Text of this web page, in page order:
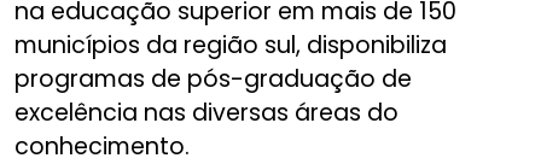
na educação superior em mais de 150
municípios da região sul, disponibiliza
programas de pós-graduação de
excelência nas diversas áreas do
conhecimento.